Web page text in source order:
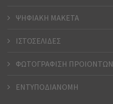
ΨΗΦΙΑΚΗ ΜΑΚΕΤΑ
ΙΣΤΟΣΕΛΙΔΕΣ
ΦΩΤΟΓΡΑΦΙΣΗ ΠΡΟΙΟΝΤΩΝ
ΕΝΤΥΠΟΔΙΑΝΟΜΗ